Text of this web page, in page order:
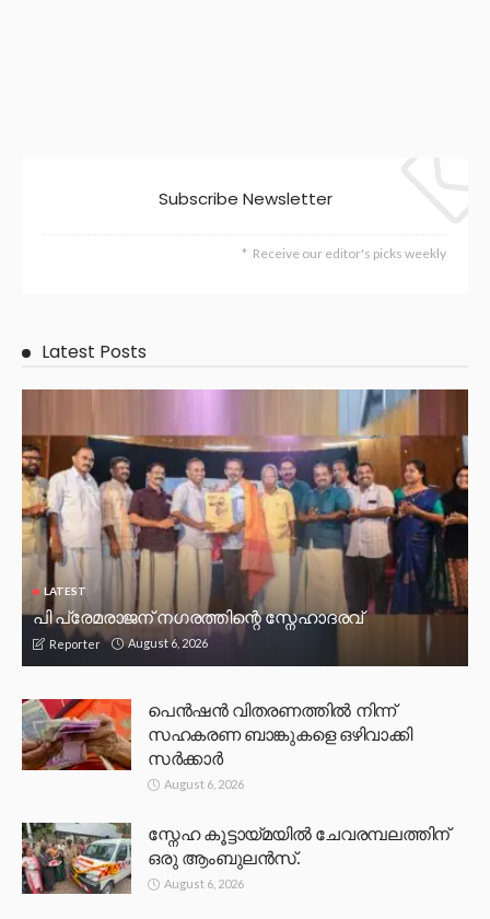
Subscribe Newsletter
Receive our editor's picks weekly
Latest Posts
LATEST
പി പ്രേമരാജന് നഗരത്തിന്റെ സ്നേഹാദരവ്
Reporter August 6, 2026
പെൻഷൻ വിതരണത്തിൽ നിന്ന്
സഹകരണ ബാങ്കുകളെ ഒഴിവാക്കി
സർക്കാർ
August 6, 2026
സ്നേഹ കൂട്ടായ്മയിൽ ചേവരമ്പലത്തിന്
ഒരു ആംബുലൻസ്.
August 6, 2026